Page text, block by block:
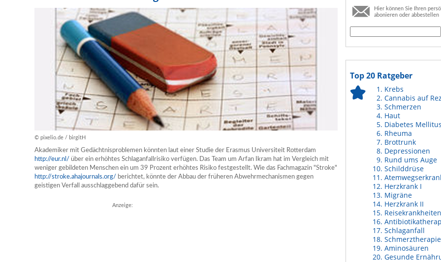
© pixelio.de / birgitH
Akademiker mit Gedächtnisproblemen könnten laut einer Studie der Erasmus Universiteit Rotterdam
http://eur.nl/ über ein erhöhtes Schlaganfallrisiko verfügen. Das Team um Arfan Ikram hat im Vergleich mit
weniger gebildeten Menschen ein um 39 Prozent erhöhtes Risiko festgestellt. Wie das Fachmagazin "Stroke"
http://stroke.ahajournals.org/ berichtet, könnte der Abbau der früheren Abwehrmechanismen gegen
geistigen Verfall ausschlaggebend dafür sein.
Anzeige:
Hier können Sie Ihren
abonieren oder abbestellen
Top 20 Ratgeber
Krebs
Cannabis auf
Schmerzen
Haut
Diabetes Mellitus
Rheuma
Brottrunk
Depressionen
Rund ums Auge
Schilddrüse
Herzkrank I
Migräne
Herzkrank II
Reisekrankheiten
Schlaganfall
Schmerztherapie
Aminosäuren
Gesunde